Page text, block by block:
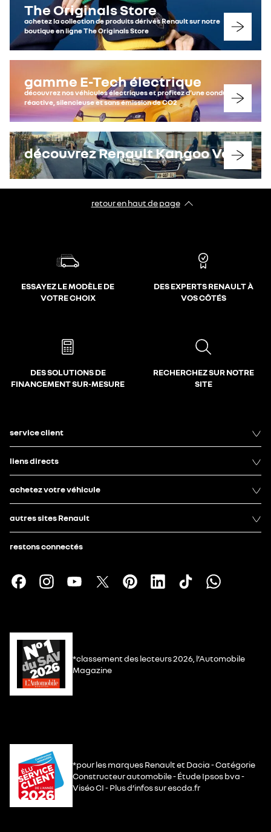
The Originals Store
achetez la collection de produits dérivés Renault sur notre
boutique en ligne The Originals Store
gamme E-Tech électrique
découvrez nos véhicules électriques et profitez d'une conduite
réactive, silencieuse et sans émission de CO2
découvrez Renault Kangoo Van
retour en haut de page​
ESSAYEZ LE MODÈLE DE
VOTRE CHOIX
DES EXPERTS RENAULT À
VOS CÔTÉS
DES SOLUTIONS DE
FINANCEMENT SUR-MESURE
RECHERCHEZ SUR NOTRE
SITE
service client
liens directs
achetez votre véhicule
autres sites Renault
restons connectés
*classement des lecteurs 2026, l’Automobile
Magazine
*pour les marques Renault et Dacia - Catégorie
Constructeur automobile - Étude Ipsos bva -
Viséo CI - Plus d’infos sur escda.fr